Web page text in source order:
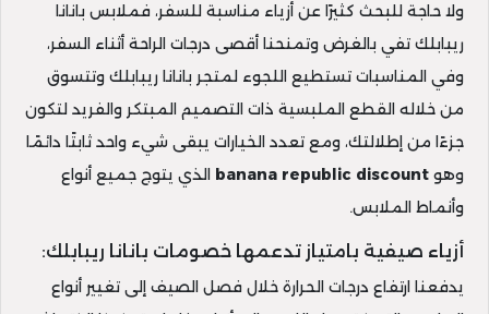
ولا حاجة للبحث كثيرًا عن أزياء مناسبة للسفر، فملابس بانانا
ريبابلك تفي بالغرض وتمنحنا أقصى درجات الراحة أثناء السفر،
وفي المناسبات تستطيع اللجوء لمتجر بانانا ريبابلك وتتسوق
من خلاله القطع الملبسية ذات التصميم المبتكر والفريد لتكون
جزءًا من إطلالتك، ومع تعدد الخيارات يبقى شيء واحد ثابتًا دائمًا
وهو banana republic discount الذي يتوج جميع أنواع
وأنماط الملابس.
أزياء صيفية بامتياز تدعمها خصومات بانانا ريبابلك:
يدفعنا ارتفاع درجات الحرارة خلال فصل الصيف إلى تغيير أنواع